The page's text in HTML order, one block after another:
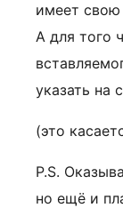
имеет
А для того
указать на
(это
P.S.
но ещё и